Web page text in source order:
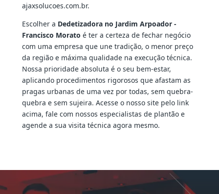
ajaxsolucoes.com.br.
Escolher a Dedetizadora no Jardim Arpoador -
Francisco Morato é ter a certeza de fechar negócio
com uma empresa que une tradição, o menor preço
da região e máxima qualidade na execução técnica.
Nossa prioridade absoluta é o seu bem-estar,
aplicando procedimentos rigorosos que afastam as
pragas urbanas de uma vez por todas, sem quebra-
quebra e sem sujeira. Acesse o nosso site pelo link
acima, fale com nossos especialistas de plantão e
agende a sua visita técnica agora mesmo.